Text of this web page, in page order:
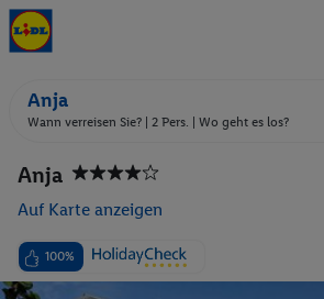
Anja
Wann verreisen Sie? | 2 Pers. | Wo geht es los?
Anja
Auf Karte anzeigen
100%